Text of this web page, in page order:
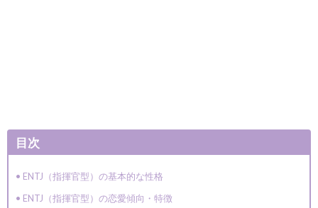
目次
ENTJ（指揮官型）の基本的な性格
ENTJ（指揮官型）の恋愛傾向・特徴